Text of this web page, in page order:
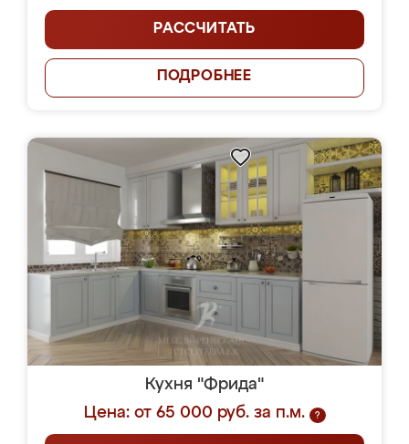
РАССЧИТАТЬ
ПОДРОБНЕЕ
Кухня "Фрида"
Цена: от 65 000 руб. за п.м.
?